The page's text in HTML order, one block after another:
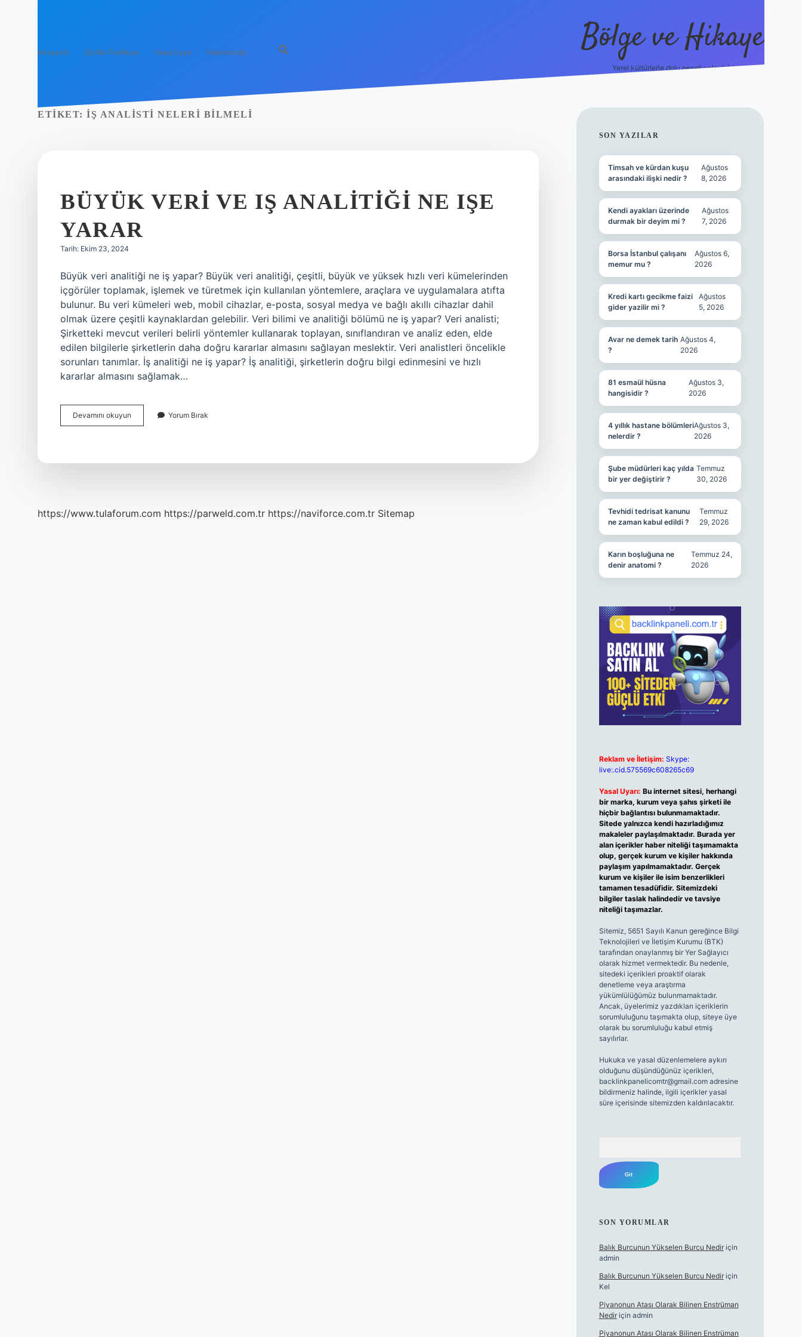
Anasayfa Gizlilik Politikası Yasal Uyarı Hakkımızda Bölge ve Hikaye
Yerel kültürlerle dolu neşeli yolculuk!
ETIKET: İŞ ANALISTI NELERI BILMELI
BÜYÜK VERI VE IŞ ANALITIĞI NE IŞE
YARAR
Tarih: Ekim 23, 2024
Büyük veri analitiği ne iş yapar? Büyük veri analitiği, çeşitli, büyük ve yüksek hızlı veri kümelerinden
içgörüler toplamak, işlemek ve türetmek için kullanılan yöntemlere, araçlara ve uygulamalara atıfta
bulunur. Bu veri kümeleri web, mobil cihazlar, e-posta, sosyal medya ve bağlı akıllı cihazlar dahil
olmak üzere çeşitli kaynaklardan gelebilir. Veri bilimi ve analitiği bölümü ne iş yapar? Veri analisti;
Şirketteki mevcut verileri belirli yöntemler kullanarak toplayan, sınıflandıran ve analiz eden, elde
edilen bilgilerle şirketlerin daha doğru kararlar almasını sağlayan meslektir. Veri analistleri öncelikle
sorunları tanımlar. İş analitiği ne iş yapar? İş analitiği, şirketlerin doğru bilgi edinmesini ve hızlı
kararlar almasını sağlamak…
Devamını okuyun
Veri
Yorum Bırak
https://www.tulaforum.com https://parweld.com.tr https://naviforce.com.tr Sitemap
SIDEBAR
SON YAZILAR
Timsah ve kürdan kuşu
arasındaki ilişki nedir ?
Ağustos
8, 2026
Kendi ayakları üzerinde
durmak bir deyim mi ?
Ağustos
7, 2026
Borsa İstanbul çalışanı
memur mu ?
Ağustos 6,
2026
Kredi kartı gecikme faizi
gider yazilir mi ?
Ağustos
5, 2026
Avar ne demek tarih
?
Ağustos 4,
2026
81 esmaül hüsna
hangisidir ?
Ağustos 3,
2026
4 yıllık hastane bölümleri
nelerdir ?
Ağustos 3,
2026
Şube müdürleri kaç yılda
bir yer değiştirir ?
Temmuz
30, 2026
Tevhidi tedrisat kanunu
ne zaman kabul edildi ?
Temmuz
29, 2026
Karın boşluğuna ne
denir anatomi ?
Temmuz 24,
2026
Reklam ve İletişim: Skype:
live:.cid.575569c608265c69
Yasal Uyarı: Bu internet sitesi, herhangi
bir marka, kurum veya şahıs şirketi ile
hiçbir bağlantısı bulunmamaktadır.
Sitede yalnızca kendi hazırladığımız
makaleler paylaşılmaktadır. Burada yer
alan içerikler haber niteliği taşımamakta
olup, gerçek kurum ve kişiler hakkında
paylaşım yapılmamaktadır. Gerçek
kurum ve kişiler ile isim benzerlikleri
tamamen tesadüfidir. Sitemizdeki
bilgiler taslak halindedir ve tavsiye
niteliği taşımazlar.
Sitemiz, 5651 Sayılı Kanun gereğince Bilgi
Teknolojileri ve İletişim Kurumu (BTK)
tarafından onaylanmış bir Yer Sağlayıcı
olarak hizmet vermektedir. Bu nedenle,
sitedeki içerikleri proaktif olarak
denetleme veya araştırma
yükümlülüğümüz bulunmamaktadır.
Ancak, üyelerimiz yazdıkları içeriklerin
sorumluluğunu taşımakta olup, siteye üye
olarak bu sorumluluğu kabul etmiş
sayılırlar.
Hukuka ve yasal düzenlemelere aykırı
olduğunu düşündüğünüz içerikleri,
backlinkpanelicomtr@gmail.comadresine
bildirmeniz halinde, ilgili içerikler yasal
süre içerisinde sitemizden kaldırılacaktır.
SON YORUMLAR
Balık Burcunun Yükselen Burcu Nediriçin
admin
Balık Burcunun Yükselen Burcu Nediriçin
Kel
Piyanonun Atası Olarak Bilinen Enstrüman
Nediriçin admin
Piyanonun Atası Olarak Bilinen Enstrüman
grand opera